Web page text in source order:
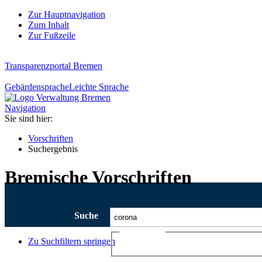
Zur Hauptnavigation
Zum Inhalt
Zur Fußzeile
Transparenzportal Bremen
GebärdenspracheLeichte Sprache
Navigation
Sie sind hier:
Vorschriften
Suchergebnis
Bremische Vorschriften
Suche
Zu Suchfiltern springen